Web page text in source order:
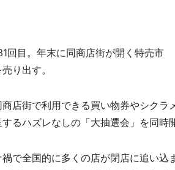
回目。年末に同商店街が開く特売市
り出す。
店街で利用できる買い物券やシクラ
るハズレなしの「大抽選会」を同時
で全国的に多くの店が閉店に追い込